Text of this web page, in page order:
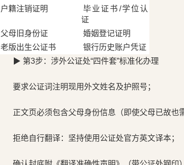
户籍注销证明
毕业证书/学位认
证
父母旧身份证
婚姻登记证明
老版出生公证书
银行历史账户凭证
▶ 第3步：涉外公证处“四件套”标准化办理
要求公证词注明现用外文姓名及护照号；
正文页必须包含父母身份信息（即使父母已故也
拒绝自行翻译：坚持使用公证处官方英文译本；